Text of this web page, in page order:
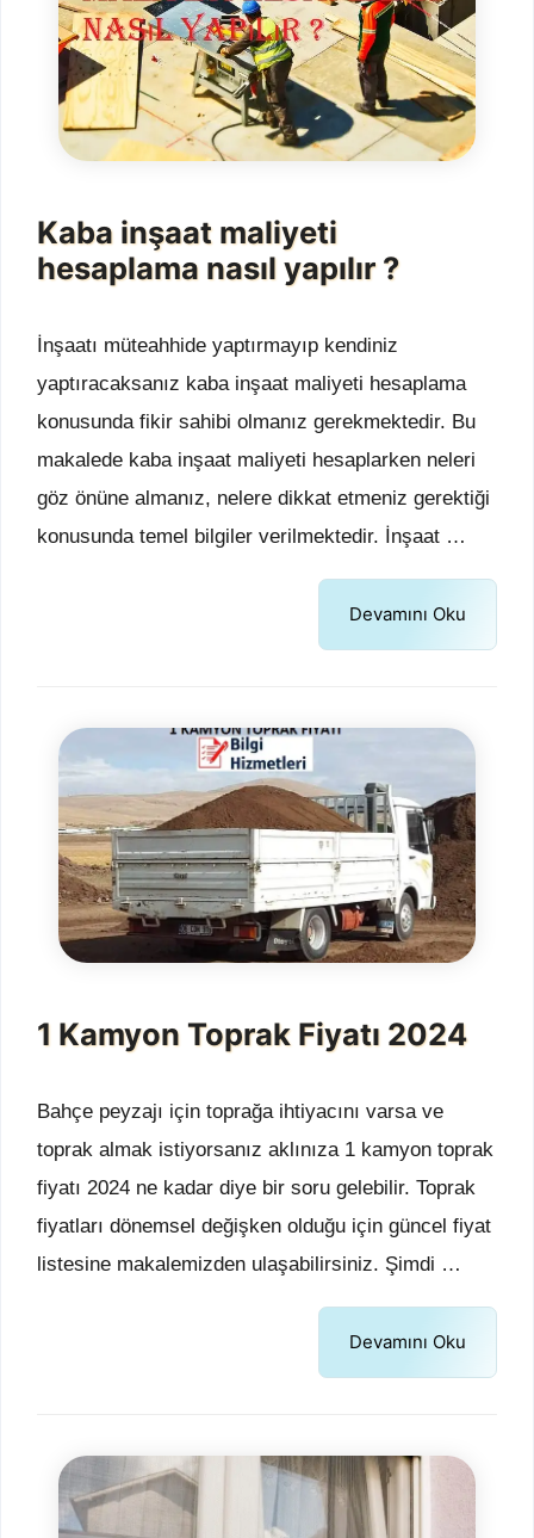
Kaba inşaat maliyeti
hesaplama nasıl yapılır ?
İnşaatı müteahhide yaptırmayıp kendiniz
yaptıracaksanız kaba inşaat maliyeti hesaplama
konusunda fikir sahibi olmanız gerekmektedir. Bu
makalede kaba inşaat maliyeti hesaplarken neleri
göz önüne almanız, nelere dikkat etmeniz gerektiği
konusunda temel bilgiler verilmektedir. İnşaat …
Devamını Oku
1 Kamyon Toprak Fiyatı 2024
Bahçe peyzajı için toprağa ihtiyacını varsa ve
toprak almak istiyorsanız aklınıza 1 kamyon toprak
fiyatı 2024 ne kadar diye bir soru gelebilir. Toprak
fiyatları dönemsel değişken olduğu için güncel fiyat
listesine makalemizden ulaşabilirsiniz. Şimdi …
Devamını Oku